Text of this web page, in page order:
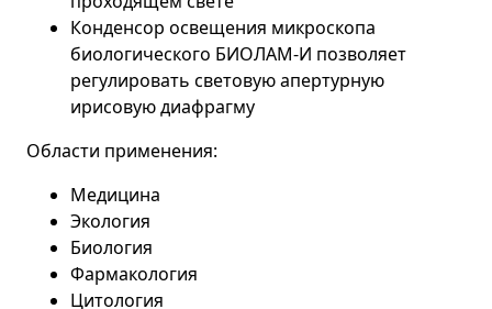
Конденсор освещения микроскопа
биологического БИОЛАМ-И позволяет
регулировать световую апертурную
ирисовую диафрагму
Области применения:
Медицина
Экология
Биология
Фармакология
Цитология